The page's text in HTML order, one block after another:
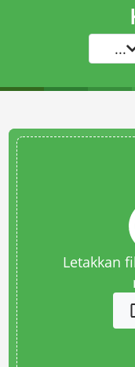
...
Letakkan